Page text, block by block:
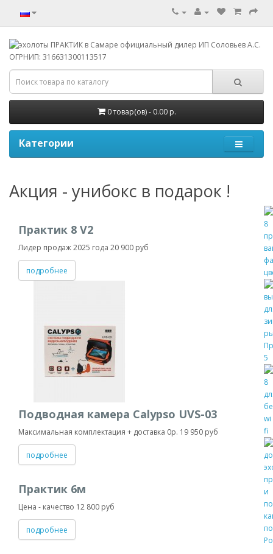
0 товар(ов) - 0.00 р.
Категории
Акция - унибокс в подарок !
Практик 8 V2
Лидер продаж 2025 года 20 900 руб
подробнее
Подводная камера Calypso UVS-03
Максимальная комплектация + доставка 0р. 19 950 руб
подробнее
Практик 6м
Цена - качество 12 800 руб
подробнее